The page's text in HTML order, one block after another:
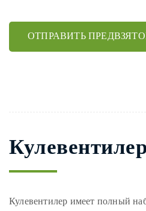
ОТПРАВИТЬ
Кулевентилер
Кулевентилер имеет полный